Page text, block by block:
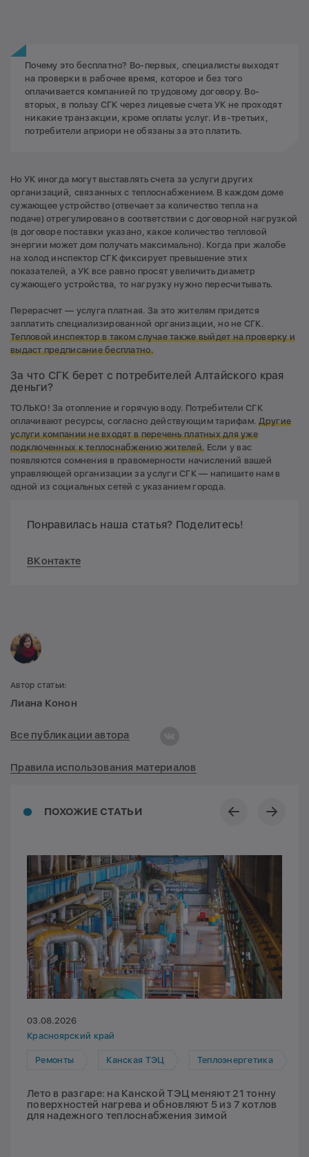
Почему это бесплатно? Во-первых, специалисты выходят
на проверки в рабочее время, которое и без того
оплачивается компанией по трудовому договору. Во-
вторых, в пользу СГК через лицевые счета УК не проходят
никакие транзакции, кроме оплаты услуг. И в-третьих,
потребители априори не обязаны за это платить.
Но УК иногда могут выставлять счета за услуги других
организаций, связанных с теплоснабжением. В каждом доме
сужающее устройство (отвечает за количество тепла на
подаче) отрегулировано в соответствии с договорной нагрузкой
(в договоре поставки указано, какое количество тепловой
энергии может дом получать максимально). Когда при жалобе
на холод инспектор СГК фиксирует превышение этих
показателей, а УК все равно просят увеличить диаметр
сужающего устройства, то нагрузку нужно пересчитывать.
Перерасчет — услуга платная. За это жителям придется
заплатить специализированной организации, но не СГК.
Тепловой инспектор в таком случае также выйдет на проверку и
выдаст предписание бесплатно.
За что СГК берет с потребителей Алтайского края
деньги?
ТОЛЬКО! За отопление и горячую воду. Потребители СГК
оплачивают ресурсы, согласно действующим тарифам. Другие
услуги компании не входят в перечень платных для уже
подключенных к теплоснабжению жителей. Если у вас
появляются сомнения в правомерности начислений вашей
управляющей организации за услуги СГК — напишите нам в
одной из социальных сетей с указанием города.
Понравилась наша статья? Поделитесь!
ВКонтакте
ПОХОЖИЕ СТАТЬИ
03.08.2026
Красноярский край
Ремонты Канская ТЭЦ Теплоэнергетика
Лето в разгаре: на Канской ТЭЦ меняют 21 тонну
поверхностей нагрева и обновляют 5 из 7 котлов
для надежного теплоснабжения зимой
Автор статьи:
Лиана Конон
Все публикации автора
Правила использования материалов